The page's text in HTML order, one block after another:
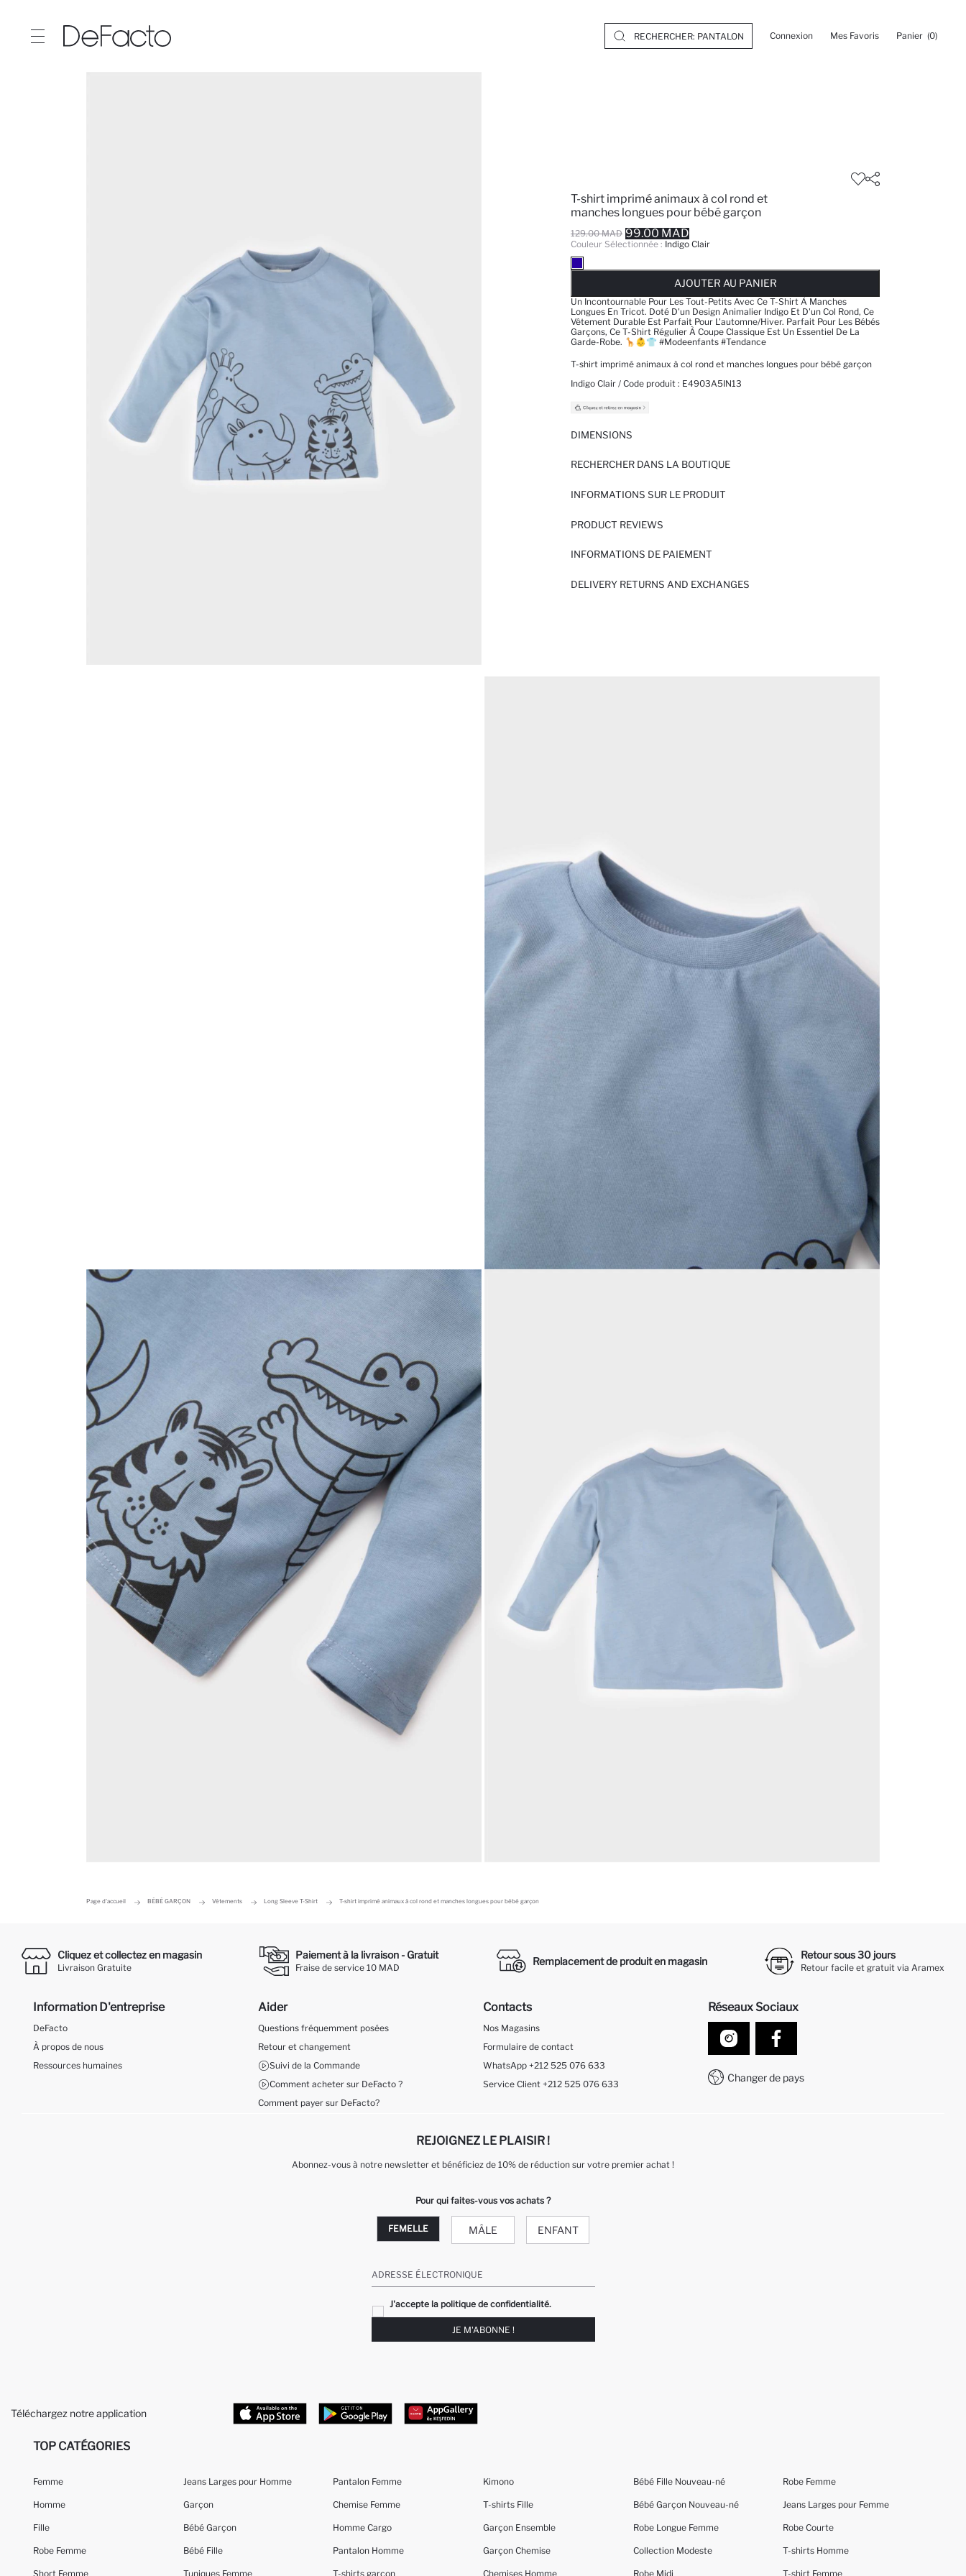
Connexion Mes Favoris Panier (0)
T-shirt imprimé animaux à col rond et
manches longues pour bébé garçon
129.00 MAD 99.00 MAD
Couleur Sélectionnée : Indigo Clair
AJOUTER AU PANIER
Un Incontournable Pour Les Tout-Petits Avec Ce T-Shirt À Manches
Longues En Tricot. Doté D'un Design Animalier Indigo Et D'un Col Rond, Ce
Vêtement Durable Est Parfait Pour L'automne/hiver. Parfait Pour Les Bébés
Garçons, Ce T-Shirt Régulier À Coupe Classique Est Un Essentiel De La
Garde-Robe. 🦒👶👕 #modeenfants #tendance
T-shirt imprimé animaux à col rond et manches longues pour bébé garçon
Indigo Clair / Code produit : E4903A5IN13
DIMENSIONS
RECHERCHER DANS LA BOUTIQUE
INFORMATIONS SUR LE PRODUIT
PRODUCT REVIEWS
INFORMATIONS DE PAIEMENT
DELIVERY RETURNS AND EXCHANGES
Page d'accueil BÉBÉ GARÇON Vêtements Long Sleeve T-Shirt T-shirt imprimé animaux à col rond et manches longues pour bébé garçon
Cliquez et collectez en magasin
Livraison Gratuite
Paiement à la livraison - Gratuit
Fraise de service 10 MAD
Remplacement de produit en magasin
Retour sous 30 jours
Retour facile et gratuit via Aramex
Information D'entreprise
DeFacto
À propos de nous
Ressources humaines
Aider
Questions fréquemment posées
Retour et changement
Suivi de la Commande
Comment acheter sur DeFacto ?
Comment payer sur DeFacto?
Contacts
Nos Magasins
Formulaire de contact
WhatsApp +212 525 076 633
Service Client +212 525 076 633
Réseaux Sociaux
Changer de pays
REJOIGNEZ LE PLAISIR !
Abonnez-vous à notre newsletter et bénéficiez de 10% de réduction sur votre premier achat !
Pour qui faites-vous vos achats ?
FEMELLE MÂLE ENFANT
ADRESSE ÉLECTRONIQUE
J'accepte la politique de confidentialité.
JE M'ABONNE !
Téléchargez notre application
TOP CATÉGORIES
Femme
Homme
Fille
Robe Femme
Short Femme
Jeans Larges pour Homme
Garçon
Bébé Garçon
Bébé Fille
Tuniques Femme
Pantalon Femme
Chemise Femme
Homme Cargo
Pantalon Homme
T-shirts garçon
Kimono
T-shirts Fille
Garçon Ensemble
Garçon Chemise
Chemises Homme
Bébé Fille Nouveau-né
Bébé Garçon Nouveau-né
Robe Longue Femme
Collection Modeste
Robe Midi
Robe Femme
Jeans Larges pour Femme
Robe Courte
T-shirts Homme
T-shirt Femme